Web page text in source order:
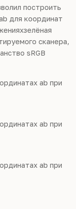
построить
для координат
сканера,
sRGB
ab при
ab при
ab при